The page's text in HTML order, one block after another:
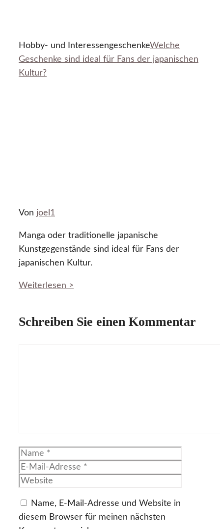
Hobby- und InteressengeschenkeWelche
Geschenke sind ideal für Fans der japanischen
Kultur?
Von joel1
Manga oder traditionelle japanische
Kunstgegenstände sind ideal für Fans der
japanischen Kultur.
Weiterlesen >
Schreiben Sie einen Kommentar
Name
Name, E-Mail-Adresse und Website in
diesem Browser für meinen nächsten